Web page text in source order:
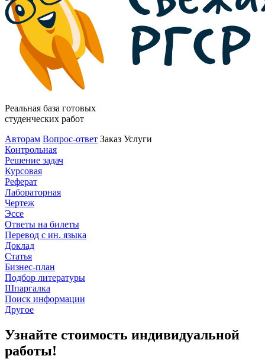
Реальная база готовых
студенческих работ
Авторам Вопрос-ответ Заказ Услуги
Контрольная
Решение задач
Курсовая
Реферат
Лабораторная
Чертеж
Эссе
Ответы на билеты
Перевод с ин. языка
Доклад
Статья
Бизнес-план
Подбор литературы
Шпаргалка
Поиск информации
Другое
Узнайте стоимость индивидуальной
работы!